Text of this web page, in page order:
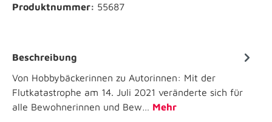
Produktnummer: 55687
Beschreibung
Von Hobbybäckerinnen zu Autorinnen: Mit der
Flutkatastrophe am 14. Juli 2021 veränderte sich für
alle Bewohnerinnen und Bew… Mehr